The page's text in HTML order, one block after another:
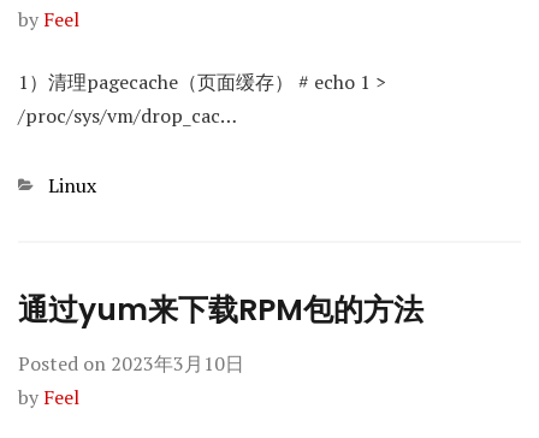
by Feel
1）清理pagecache（页面缓存） # echo 1 >
/proc/sys/vm/drop_cac…
Categories
Linux
通过yum来下载RPM包的方法
Posted on 2023年3月10日
by Feel